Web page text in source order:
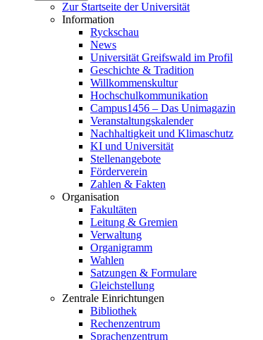
Zur Startseite der Universität
Information
Ryckschau
News
Universität Greifswald im Profil
Geschichte & Tradition
Willkommenskultur
Hochschulkommunikation
Campus1456 – Das Unimagazin
Veranstaltungskalender
Nachhaltigkeit und Klimaschutz
KI und Universität
Stellenangebote
Förderverein
Zahlen & Fakten
Organisation
Fakultäten
Leitung & Gremien
Verwaltung
Organigramm
Wahlen
Satzungen & Formulare
Gleichstellung
Zentrale Einrichtungen
Bibliothek
Rechenzentrum
Sprachenzentrum